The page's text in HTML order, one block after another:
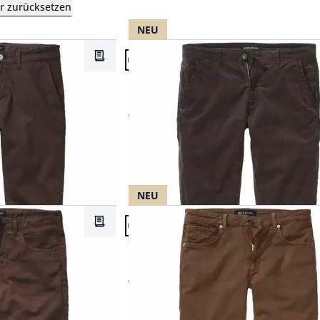
Blau
Braun
Gelb
Grau
Grün
Orange
Rosé
Rot
Schwarz
Weiß
Tapered Fit
Abbrechen
Schurwolle
Wolle
zurücksetzen
Merkzettel
Artikel 2 von 20.
Passform Tapered Fit.
NEU
Tapered Fit
Leichtgang-Cordchino
€ 119,95
Merkzettel
Artikel 5 von 20.
Passform Slim Fit.
NEU
Slim Fit
Drunter-und-Drüber-Hose
€ 99,95